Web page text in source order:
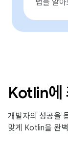
법을 알
Kotlin에
개발자의 성공을
맞게 Kotlin을 완